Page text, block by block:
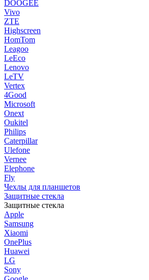
DOOGEE
Vivo
ZTE
Highscreen
HomTom
Leagoo
LeEco
Lenovo
LeTV
Vertex
4Good
Microsoft
Onext
Oukitel
Philips
Caterpillar
Ulefone
Vernee
Elephone
Fly
Чехлы для планшетов
Защитные стекла
Защитные стекла
Apple
Samsung
Xiaomi
OnePlus
Huawei
LG
Sony